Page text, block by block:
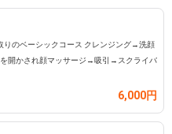
りのベーシックコース クレンジング→洗顔
開かされ顔マッサージ→吸引→スクライバ
6,000円